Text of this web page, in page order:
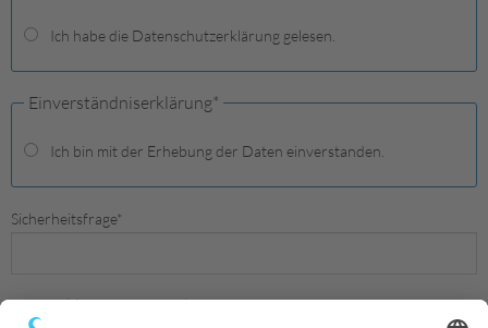
Ich habe die Datenschutzerklärung gelesen.
Einverständniserklärung*
Ich bin mit der Erhebung der Daten einverstanden.
Sicherheitsfrage*
Bitte addieren Sie 1 und 7.